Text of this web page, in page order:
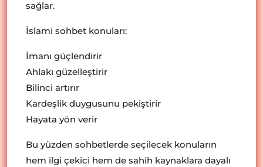
sağlar.
İslami sohbet konuları:
İmanı güçlendirir
Ahlakı güzelleştirir
Bilinci artırır
Kardeşlik duygusunu pekiştirir
Hayata yön verir
Bu yüzden sohbetlerde seçilecek konuların
hem ilgi çekici hem de sahih kaynaklara dayalı